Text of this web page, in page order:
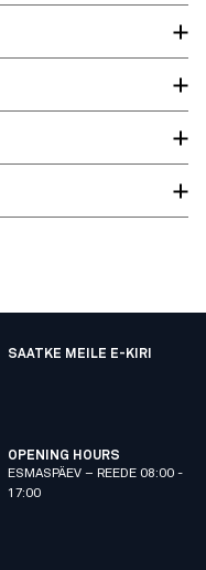
SAATKE MEILE E-KIRI
OPENING HOURS
ESMASPÄEV – REEDE 08:00 -
17:00